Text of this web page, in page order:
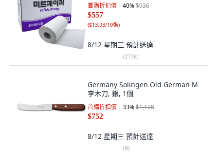
首購折扣價 40%$936
$557
($13.93/10張)
8/12 星期三 預計送達
(2736)
Germany Solingen Old German M
李木刀, 銀, 1個
首購折扣價 33%$1,128
$752
8/12 星期三 預計送達
(9)